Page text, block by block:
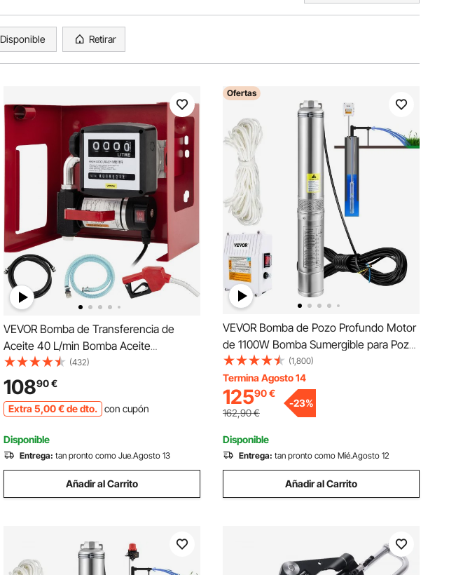
Disponible Retirar
VEVOR Bomba de Transferencia de
Aceite 40 L/min Bomba Aceite
Extracción Bomba Extractora de Aceite
Bomba Trasvase Gasóleo Bomba Auto-
cebado Bio Diesel y Gasóleo con Pistola
y Manguera
(432)
10890€
Extra 5,00€de dto. con cupón
Disponible
Entrega: tan pronto como Jue.Agosto 13
Añadir al Carrito
Ofertas
VEVOR Bomba de Pozo Profundo Motor
de 1100W Bomba Sumergible para Pozo
230V 50Hz Bomba de Agua Sumergible
para Pozos Flujo Máximo de 190 L/min
con Caja de Control Externa para Tierras
de Cultivo Minas
(1,800)
Termina Agosto 14
12590€
162,90€
-23%
Disponible
Entrega: tan pronto como Mié.Agosto 12
Añadir al Carrito